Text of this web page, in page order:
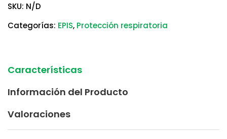
SKU: N/D
Categorías: EPIS, Protección respiratoria
Características
Información del Producto
Valoraciones